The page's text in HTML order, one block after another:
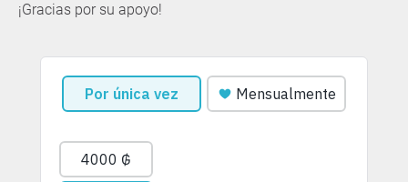
¡Gracias por su apoyo!